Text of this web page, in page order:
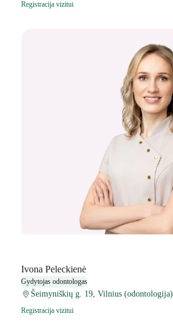
Registracija vizitui
Ivona Peleckienė
Gydytojas odontologas
Šeimyniškių g. 19, Vilnius (odontologija)
Registracija vizitui